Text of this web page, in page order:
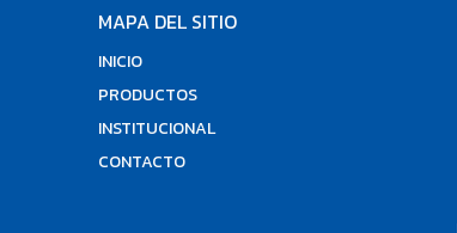
MAPA DEL SITIO
INICIO
PRODUCTOS
INSTITUCIONAL
CONTACTO